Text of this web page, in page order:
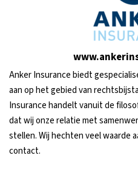
Anker Insurance biedt
aan op het gebied van
Insurance handelt vanuit de
dat wij onze relatie met
stellen. Wij hechten veel waarde
contact.